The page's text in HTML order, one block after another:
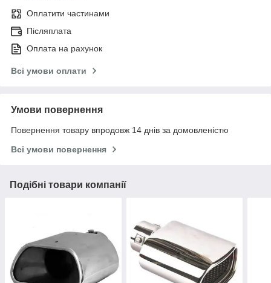
Оплатити частинами
Післяплата
Оплата на рахунок
Всі умови оплати
Умови повернення
Повернення товару впродовж 14 днів за домовленістю
Всі умови повернення
Подібні товари компанії